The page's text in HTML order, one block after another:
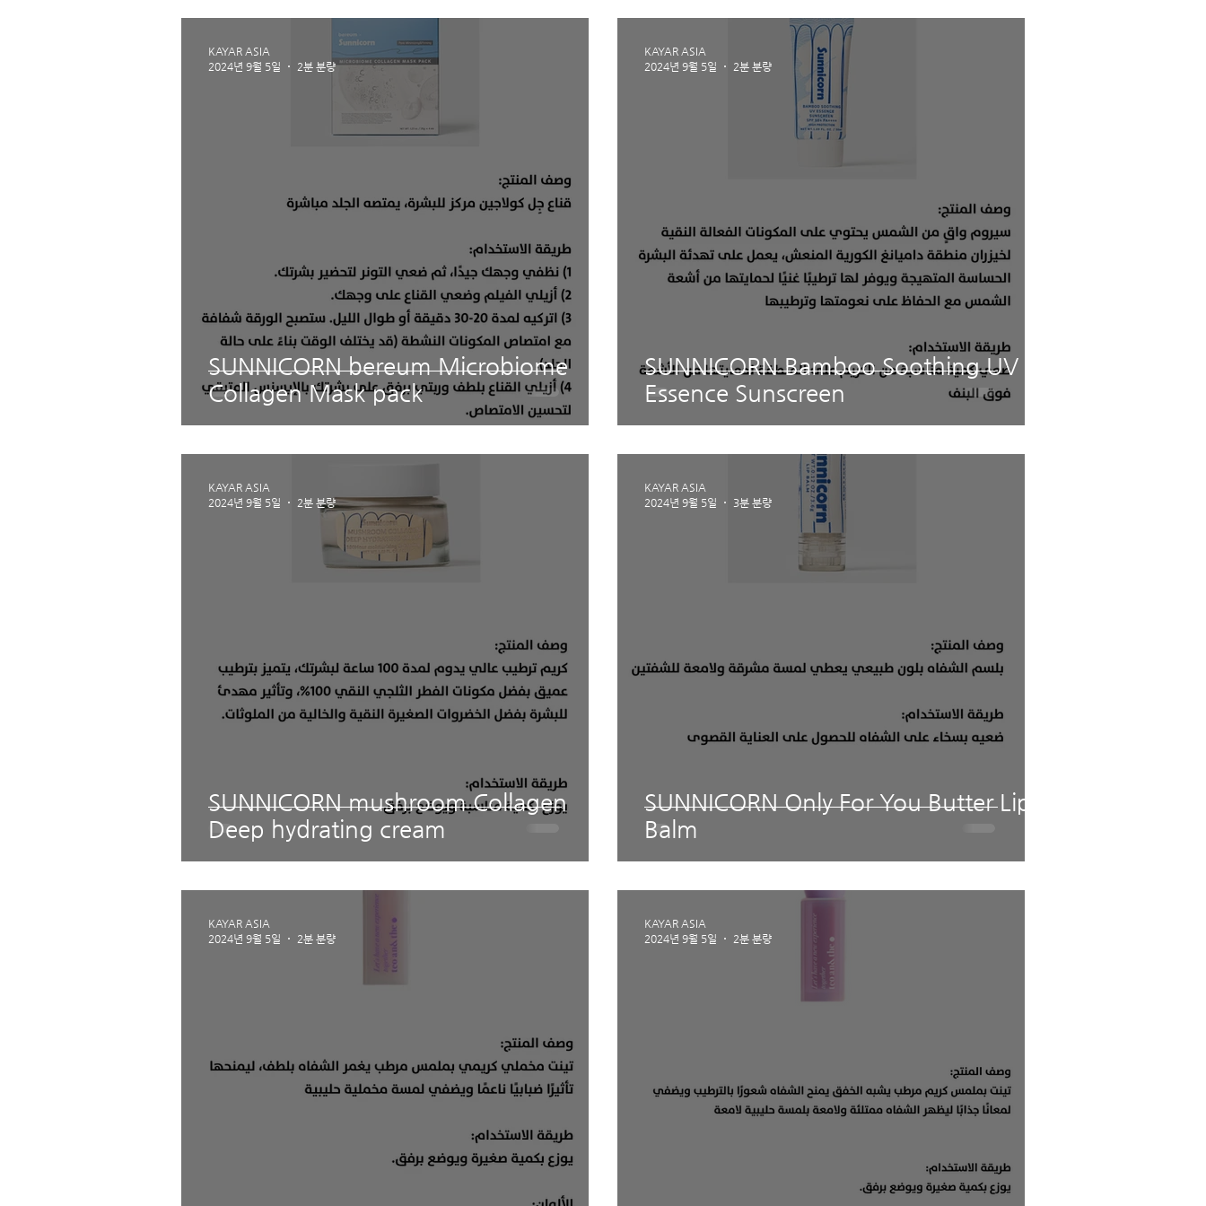
SUNNICORN bereum Microbiome
Collagen Mask pack
KAYAR ASIA
2024년 9월 5일
2분 분량
SUNNICORN Bamboo Soothing UV
Essence Sunscreen
KAYAR ASIA
2024년 9월 5일
2분 분량
SUNNICORN mushroom Collagen
Deep hydrating cream
KAYAR ASIA
2024년 9월 5일
2분 분량
SUNNICORN Only For You Butter Lip
Balm
KAYAR ASIA
2024년 9월 5일
3분 분량
KAYAR ASIA
2024년 9월 5일
2분 분량
KAYAR ASIA
2024년 9월 5일
2분 분량